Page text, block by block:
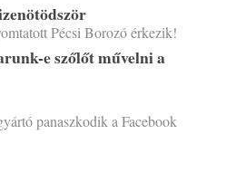
Pécsi Borozó érkezik!
e szőlőt művelni a
panaszkodik a Facebook